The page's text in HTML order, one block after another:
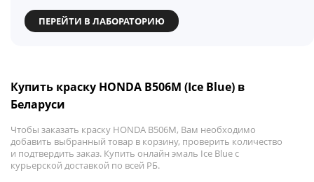
ПЕРЕЙТИ В ЛАБОРАТОРИЮ
Купить краску HONDA B506M (Ice Blue) в
Беларуси
Чтобы заказать краску HONDA B506M, Вам необходимо
добавить выбранный товар в корзину, проверить количество
и подтвердить заказ. Купить онлайн эмаль Ice Blue с
курьерской доставкой по всей РБ.